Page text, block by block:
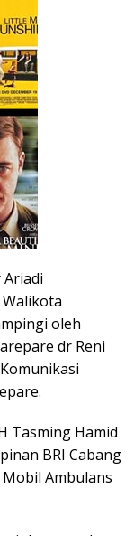
Ariadi
oleh
dr Reni
Tasming Hamid
BRI Cabang
Ambulans